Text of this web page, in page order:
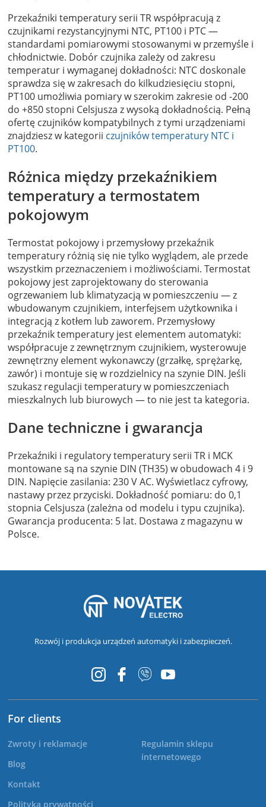
Przekaźniki temperatury serii TR współpracują z
czujnikami rezystancyjnymi NTC, PT100 i PTC —
standardami pomiarowymi stosowanymi w przemyśle i
chłodnictwie. Dobór czujnika zależy od zakresu
temperatur i wymaganej dokładności: NTC doskonale
sprawdza się w zakresach do kilkudziesięciu stopni,
PT100 umożliwia pomiary w szerokim zakresie od -200
do +850 stopni Celsjusza z wysoką dokładnością. Pełną
ofertę czujników kompatybilnych z tymi urządzeniami
znajdziesz w kategorii czujników temperatury NTC i
PT100.
Różnica między przekaźnikiem
temperatury a termostatem
pokojowym
Termostat pokojowy i przemysłowy przekaźnik
temperatury różnią się nie tylko wyglądem, ale przede
wszystkim przeznaczeniem i możliwościami. Termostat
pokojowy jest zaprojektowany do sterowania
ogrzewaniem lub klimatyzacją w pomieszczeniu — z
wbudowanym czujnikiem, interfejsem użytkownika i
integracją z kotłem lub zaworem. Przemysłowy
przekaźnik temperatury jest elementem automatyki:
współpracuje z zewnętrznym czujnikiem, wysterowuje
zewnętrzny element wykonawczy (grzałkę, sprężarkę,
zawór) i montuje się w rozdzielnicy na szynie DIN. Jeśli
szukasz regulacji temperatury w pomieszczeniach
mieszkalnych lub biurowych — to nie jest ta kategoria.
Dane techniczne i gwarancja
Przekaźniki i regulatory temperatury serii TR i MCK
montowane są na szynie DIN (TH35) w obudowach 4 i 9
DIN. Napięcie zasilania: 230 V AC. Wyświetlacz cyfrowy,
nastawy przez przyciski. Dokładność pomiaru: do 0,1
stopnia Celsjusza (zależna od modelu i typu czujnika).
Gwarancja producenta: 5 lat. Dostawa z magazynu w
Polsce.
Rozwój i produkcja urządzeń automatyki i zabezpieczeń.
For clients
Zwroty i reklamacje
Blog
Kontakt
Polityka prywatności
Regulamin sklepu
internetowego